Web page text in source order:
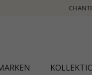
– KLICKEN SIE HIER